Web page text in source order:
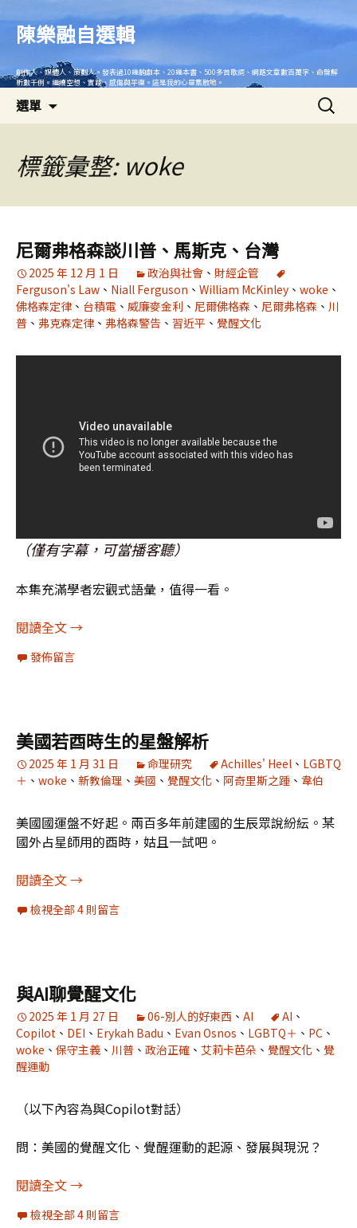
內
陳樂融自選輯
創作人、媒體人、策劃人。發表過10幾齣劇本、20幾本書、500多首歌詞、網路文章數百萬字、命盤解
析數千例。繼續空想、實踐、感傷與平復。這是我的心靈集散地。
選單
搜
尋
標籤彙整: woke
尼爾弗格森談川普、馬斯克、台灣
2025 年 12 月 1 日 政治與社會 、 財經企管
Ferguson's Law 、 Niall Ferguson 、 William McKinley 、 woke 、
佛格森定律 、 台積電 、 威廉麥金利 、 尼爾佛格森 、 尼爾弗格森 、 川
普 、 弗克森定律 、 弗格森警告 、 習近平 、 覺醒文化
（僅有字幕，可當播客聽）
本集充滿學者宏觀式語彙，值得一看。
閱讀全文尼爾弗格森談川普、馬斯克、台灣
→
發佈留言
美國若酉時生的星盤解析
2025 年 1 月 31 日 命理研究 Achilles' Heel 、 LGBTQ
＋ 、 woke 、 新教倫理 、 美國 、 覺醒文化 、 阿奇里斯之踵 、 韋伯
美國國運盤不好起。兩百多年前建國的生辰眾說紛紜。某
國外占星師用的酉時，姑且一試吧。
閱讀全文美國若酉時生的星盤解析
→
檢視全部 4 則留言
與AI聊覺醒文化
2025 年 1 月 27 日 06-別人的好東西 、 AI AI 、
Copilot 、 DEI 、 Erykah Badu 、 Evan Osnos 、 LGBTQ＋ 、 PC 、
woke 、 保守主義 、 川普 、 政治正確 、 艾莉卡芭朵 、 覺醒文化 、 覺
醒運動
（以下內容為與Copilot對話）
問：美國的覺醒文化、覺醒運動的起源、發展與現況？
閱讀全文與AI聊覺醒文化
→
檢視全部 4 則留言